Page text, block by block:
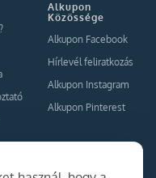
Alkupon
Közössége
Alkupon Facebook
Hírlevél feliratkozás
Alkupon Instagram
Alkupon Pinterest
Együttműködés